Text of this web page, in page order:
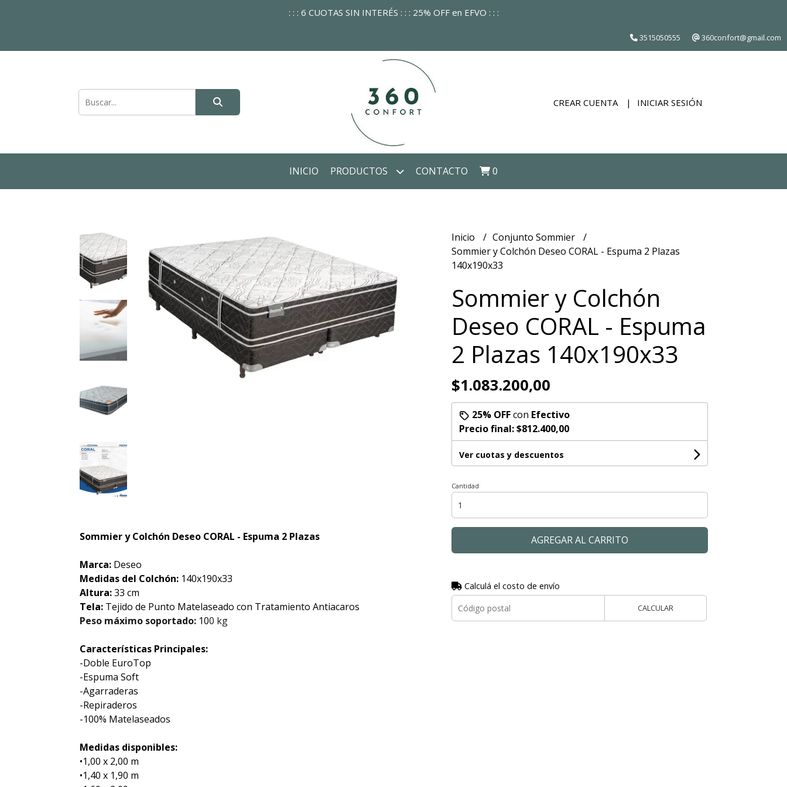
: : : 6 CUOTAS SIN INTERÉS : : : 25% OFF en EFVO : : :
3515050555 360confort@gmail.com
CREAR CUENTA INICIAR SESIÓN
INICIO PRODUCTOS CONTACTO 0
Sommier y Colchón Deseo CORAL - Espuma 2 Plazas
Marca:Deseo
Medidas del Colchón:140x190x33
Altura:33 cm
Tela:Tejido de Punto Matelaseado con Tratamiento Antiacaros
Peso máximo soportado:100 kg
Características Principales:
-Doble EuroTop
-Espuma Soft
-Agarraderas
-Repiraderos
-100% Matelaseados
Medidas disponibles:
•1,00 x 2,00 m
•1,40 x 1,90 m
Inicio
Conjunto Sommier
Sommier y Colchón Deseo CORAL - Espuma 2 Plazas
140x190x33
Sommier y Colchón
Deseo CORAL - Espuma
2 Plazas 140x190x33
$1.083.200,00
25% OFFcon Efectivo
Precio final:$812.400,00
Ver cuotas y descuentos
Cantidad
AGREGAR AL CARRITO
Calculá el costo de envío
CALCULAR